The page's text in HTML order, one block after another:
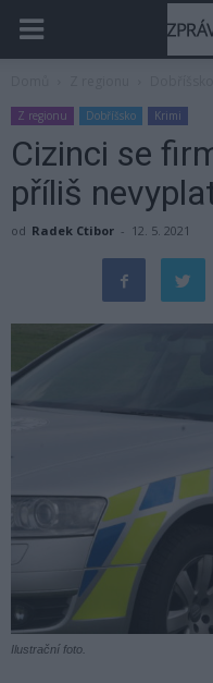
Z regionu Dobříšsko Krimi
Cizinci se
příliš
od Radek Ctibor - 12. 5. 2021
Ilustrační foto.